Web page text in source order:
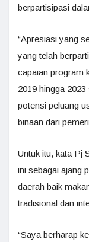
berpartisipasi
“Apresiasi yang
yang telah
capaian program
2019 hingga
potensi peluang
binaan dari
Untuk itu, kata Pj
ini sebagai ajang
daerah baik
tradisional dan
“Saya berharap